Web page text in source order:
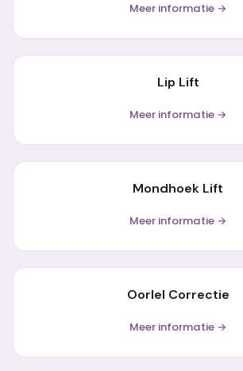
Meer informatie →
Lip Lift
Meer informatie →
Mondhoek Lift
Meer informatie →
Oorlel Correctie
Meer informatie →